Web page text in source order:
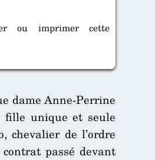
ou imprimer cette
dame Anne-Perrine
fille unique et seule
chevalier de l’ordre
passé devant